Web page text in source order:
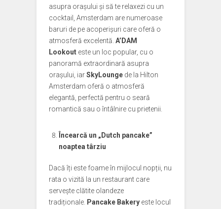
asupra orașului și să te relaxezi cu un
cocktail, Amsterdam are numeroase
baruri de pe acoperișuri care oferă o
atmosferă excelentă. A’DAM
Lookout este un loc popular, cu o
panoramă extraordinară asupra
orașului, iarSkyLounge de la Hilton
Amsterdam oferă o atmosferă
elegantă, perfectă pentru o seară
romantică sau o întâlnire cu prietenii.
Încearcă un „Dutch pancake”
noaptea târziu
Dacă îți este foame în mijlocul nopții, nu
rata o vizită la un restaurant care
servește clătite olandeze
tradiționale. Pancake Bakery este locul